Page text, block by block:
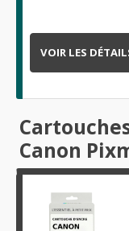
VOIR LES
Canon